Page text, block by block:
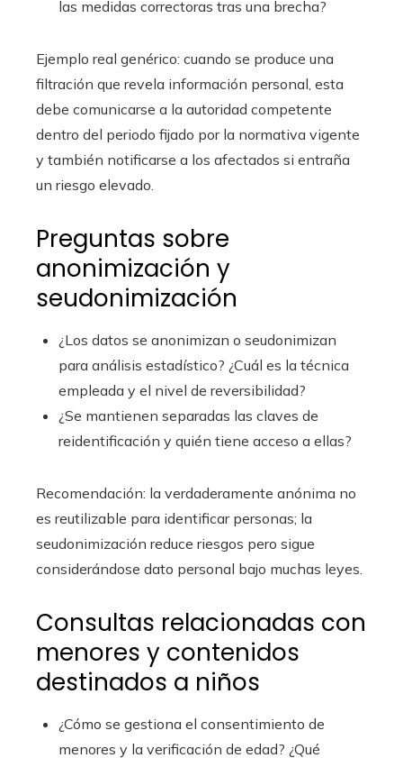
las medidas correctoras tras una brecha?
Ejemplo real genérico: cuando se produce una
filtración que revela información personal, esta
debe comunicarse a la autoridad competente
dentro del periodo fijado por la normativa vigente
y también notificarse a los afectados si entraña
un riesgo elevado.
Preguntas sobre
anonimización y
seudonimización
¿Los datos se anonimizan o seudonimizan
para análisis estadístico? ¿Cuál es la técnica
empleada y el nivel de reversibilidad?
¿Se mantienen separadas las claves de
reidentificación y quién tiene acceso a ellas?
Recomendación: la verdaderamente anónima no
es reutilizable para identificar personas; la
seudonimización reduce riesgos pero sigue
considerándose dato personal bajo muchas leyes.
Consultas relacionadas con
menores y contenidos
destinados a niños
¿Cómo se gestiona el consentimiento de
menores y la verificación de edad? ¿Qué